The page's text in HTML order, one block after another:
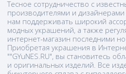
Тесное сотрудничество с
производителями и
нам поддерживать широкий
модных украшений, а также
интернет-магазин последними
Приобретая украшения в
""GYuNES.RU", вы становитесь
и оригинальных изделий. Все